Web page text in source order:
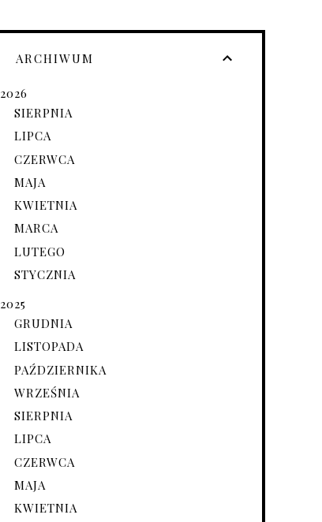
ARCHIWUM
2026
SIERPNIA
LIPCA
CZERWCA
MAJA
KWIETNIA
MARCA
LUTEGO
STYCZNIA
2025
GRUDNIA
LISTOPADA
PAŹDZIERNIKA
WRZEŚNIA
SIERPNIA
LIPCA
CZERWCA
MAJA
KWIETNIA